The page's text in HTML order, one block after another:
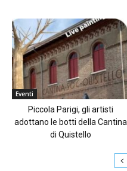
Eventi
Piccola Parigi, gli artisti
adottano le botti della Cantina
di Quistello